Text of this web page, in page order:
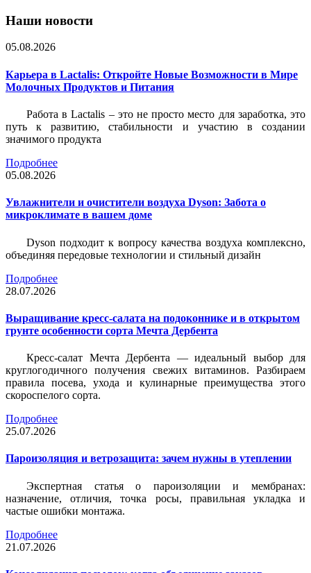
Наши новости
05.08.2026
Карьера в Lactalis: Откройте Новые Возможности в Мире
Молочных Продуктов и Питания
Работа в Lactalis – это не просто место для заработка, это
путь к развитию, стабильности и участию в создании
значимого продукта
Подробнее
05.08.2026
Увлажнители и очистители воздуха Dyson: Забота о
микроклимате в вашем доме
Dyson подходит к вопросу качества воздуха комплексно,
объединяя передовые технологии и стильный дизайн
Подробнее
28.07.2026
Выращивание кресс-салата на подоконнике и в открытом
грунте особенности сорта Мечта Дербента
Кресс-салат Мечта Дербента — идеальный выбор для
круглогодичного получения свежих витаминов. Разбираем
правила посева, ухода и кулинарные преимущества этого
скороспелого сорта.
Подробнее
25.07.2026
Пароизоляция и ветрозащита: зачем нужны в утеплении
Экспертная статья о пароизоляции и мембранах:
назначение, отличия, точка росы, правильная укладка и
частые ошибки монтажа.
Подробнее
21.07.2026